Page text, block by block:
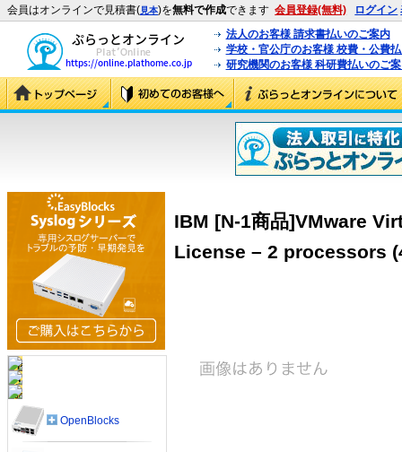
会員はオンラインで見積書(見本)を無料で作成できます 会員登録(無料) ログイン
法人のお客様 請求書払いのご案内
学校・官公庁のお客様 校費・公費
研究機関のお客様 科研費払いのご
IBM [N-1商品]VMware
License – 2 processors
OpenBlocks